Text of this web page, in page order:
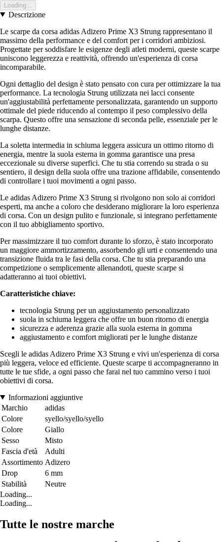
Loading...
Descrizione
Le scarpe da corsa adidas Adizero Prime X3 Strung rappresentano il
massimo della performance e del comfort per i corridori ambiziosi.
Progettate per soddisfare le esigenze degli atleti moderni, queste scarpe
uniscono leggerezza e reattività, offrendo un'esperienza di corsa
incomparabile.
Ogni dettaglio del design è stato pensato con cura per ottimizzare la tua
performance. La tecnologia Strung utilizzata nei lacci consente
un'aggiustabilità perfettamente personalizzata, garantendo un supporto
ottimale del piede riducendo al contempo il peso complessivo della
scarpa. Questo offre una sensazione di seconda pelle, essenziale per le
lunghe distanze.
La soletta intermedia in schiuma leggera assicura un ottimo ritorno di
energia, mentre la suola esterna in gomma garantisce una presa
eccezionale su diverse superfici. Che tu stia correndo su strada o su
sentiero, il design della suola offre una trazione affidabile, consentendo
di controllare i tuoi movimenti a ogni passo.
Le adidas Adizero Prime X3 Strung si rivolgono non solo ai corridori
esperti, ma anche a coloro che desiderano migliorare la loro esperienza
di corsa. Con un design pulito e funzionale, si integrano perfettamente
con il tuo abbigliamento sportivo.
Per massimizzare il tuo comfort durante lo sforzo, è stato incorporato
un maggiore ammortizzamento, assorbendo gli urti e consentendo una
transizione fluida tra le fasi della corsa. Che tu stia preparando una
competizione o semplicemente allenandoti, queste scarpe si
adatteranno ai tuoi obiettivi.
Caratteristiche chiave:
tecnologia Strung per un aggiustamento personalizzato
suola in schiuma leggera che offre un buon ritorno di energia
sicurezza e aderenza grazie alla suola esterna in gomma
aggiustamento e comfort migliorati per le lunghe distanze
Scegli le adidas Adizero Prime X3 Strung e vivi un'esperienza di corsa
più leggera, veloce ed efficiente. Queste scarpe ti accompagneranno in
tutte le tue sfide, a ogni passo che farai nel tuo cammino verso i tuoi
obiettivi di corsa.
Informazioni aggiuntive
Marchio
adidas
Colore
syello/syello/syello
Colore
Giallo
Sesso
Misto
Fascia d'età
Adulti
Assortimento Adizero
Drop
6 mm
Stabilità
Neutre
Loading...
Loading...
Tutte le nostre marche